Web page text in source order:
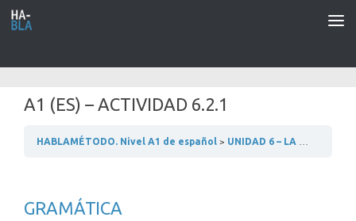
Saltar al contenido
A1 (ES) – ACTIVIDAD 6.2.1
HABLAMÉTODO. Nivel A1 de español UNIDAD 6 – LA CASA
GRAMÁTICA